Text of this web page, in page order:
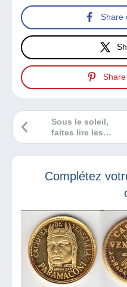
Share
Sous le soleil,
faites lire les
enfants !
Complétez